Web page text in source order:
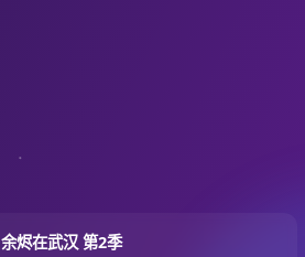
8.9
余烬在武汉 第2季